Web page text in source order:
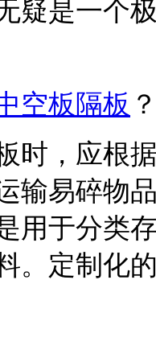
疑是一个
空板隔板
时，应根
输易碎物
用于分类
。定制化